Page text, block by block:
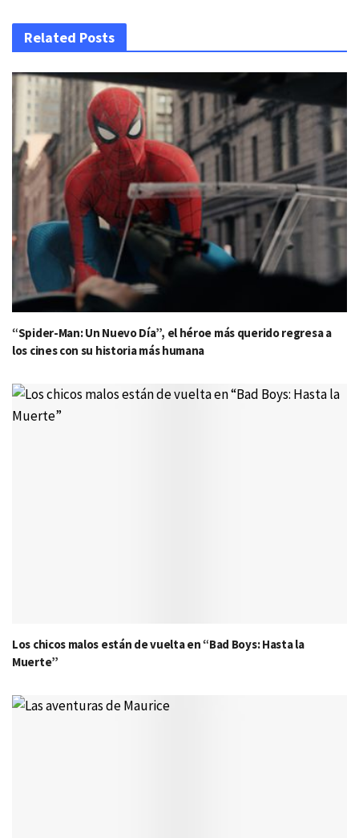
Related Posts
“Spider-Man: Un Nuevo Día”, el héroe más querido regresa a
los cines con su historia más humana
Los chicos malos están de vuelta en “Bad Boys: Hasta la
Muerte”